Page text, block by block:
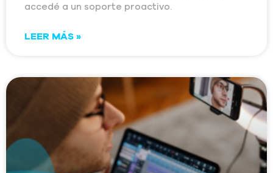
accedé a un soporte proactivo.
LEER MÁS »